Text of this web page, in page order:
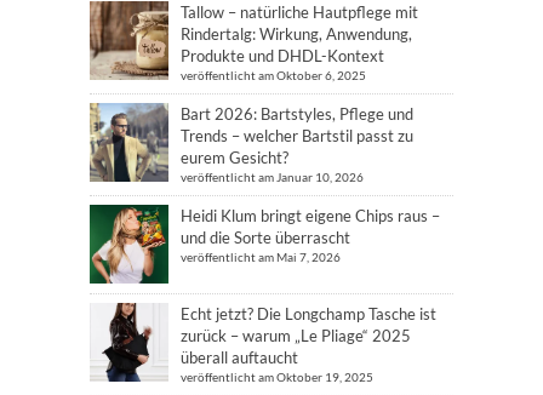
Tallow – natürliche Hautpflege mit
Rindertalg: Wirkung, Anwendung,
Produkte und DHDL-Kontext
veröffentlicht am Oktober 6, 2025
Bart 2026: Bartstyles, Pflege und
Trends – welcher Bartstil passt zu
eurem Gesicht?
veröffentlicht am Januar 10, 2026
Heidi Klum bringt eigene Chips raus –
und die Sorte überrascht
veröffentlicht am Mai 7, 2026
Echt jetzt? Die Longchamp Tasche ist
zurück – warum „Le Pliage“ 2025
überall auftaucht
veröffentlicht am Oktober 19, 2025